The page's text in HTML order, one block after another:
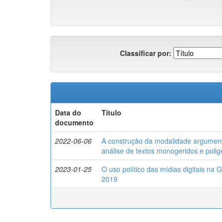
Classificar por:
Data do
documento
Título
2022-06-06
A construção da modalidade
análise de textos monogeridos e
2023-01-25
O uso político das mídias digitais na
2019